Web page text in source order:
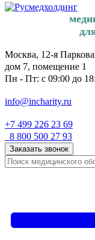
Москва, 12-я
дом 7, помещение 1
Пн - Пт: с 09:00 до
info@incharity.ru
+7 499 226 23 69
8 800 500 27 93
Заказать звонок